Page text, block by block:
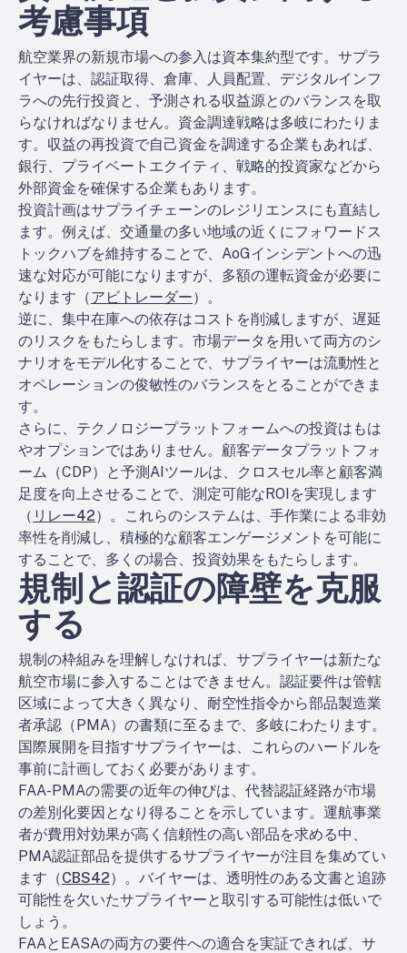
考慮事項
航空業界の新規市場への参入は資本集約型です。サプラ
イヤーは、認証取得、倉庫、人員配置、デジタルインフ
ラへの先行投資と、予測される収益源とのバランスを取
らなければなりません。資金調達戦略は多岐にわたりま
す。収益の再投資で自己資金を調達する企業もあれば、
銀行、プライベートエクイティ、戦略的投資家などから
外部資金を確保する企業もあります。
投資計画はサプライチェーンのレジリエンスにも直結し
ます。例えば、交通量の多い地域の近くにフォワードス
トックハブを維持することで、AoGインシデントへの迅
速な対応が可能になりますが、多額の運転資金が必要に
なります（アビトレーダー）。
逆に、集中在庫への依存はコストを削減しますが、遅延
のリスクをもたらします。市場データを用いて両方のシ
ナリオをモデル化することで、サプライヤーは流動性と
オペレーションの俊敏性のバランスをとることができま
す。
さらに、テクノロジープラットフォームへの投資はもは
やオプションではありません。顧客データプラットフォ
ーム（CDP）と予測AIツールは、クロスセル率と顧客満
足度を向上させることで、測定可能なROIを実現します
（ リレー42）。これらのシステムは、手作業による非効
率性を削減し、積極的な顧客エンゲージメントを可能に
することで、多くの場合、投資効果をもたらします。
規制と認証の障壁を克服
する
規制の枠組みを理解しなければ、サプライヤーは新たな
航空市場に参入することはできません。認証要件は管轄
区域によって大きく異なり、耐空性指令から部品製造業
者承認（PMA）の書類に至るまで、多岐にわたります。
国際展開を目指すサプライヤーは、これらのハードルを
事前に計画しておく必要があります。
FAA-PMAの需要の近年の伸びは、代替認証経路が市場
の差別化要因となり得ることを示しています。運航事業
者が費用対効果が高く信頼性の高い部品を求める中、
PMA認証部品を提供するサプライヤーが注目を集めてい
ます（CBS42）。バイヤーは、透明性のある文書と追跡
可能性を欠いたサプライヤーと取引する可能性は低いで
しょう。
FAAとEASAの両方の要件への適合を実証できれば、サ